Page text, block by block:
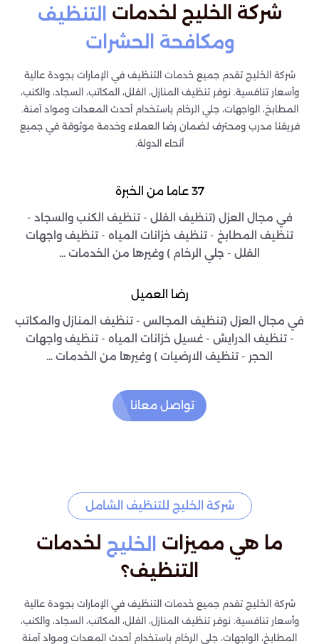
شركة الخليج لخدمات
التنظيف
ومكافحة الحشرات
شركة الخليج تقدم جميع خدمات التنظيف في الإمارات بجودة عالية
وأسعار تنافسية. نوفر تنظيف المنازل، الفلل، المكاتب، السجاد، والكنب،
المطابخ، الواجهات، جلي الرخام باستخدام أحدث المعدات ومواد آمنة.
فريقنا مدرب ومحترف لضمان رضا العملاء وخدمة موثوقة في جميع
أنحاء الدولة.
37 عاما من الخبرة
في مجال العزل (تنظيف الفلل - تنظيف الكنب والسجاد -
تنظيف المطابخ - تنظيف خزانات المياه - تنظيف واجهات
الفلل - جلي الرخام ) وغيرها من الخدمات ...
رضا العميل
في مجال العزل (تنظيف المجالس - تنظيف المنازل والمكاتب
- تنظيف الدرايش - غسيل خزانات المياه - تنظيف واجهات
الحجر - تنظيف الارضيات ) وغيرها من الخدمات ...
تواصل معانا
شركة الخليج للتنظيف الشامل
ما هي مميزات الخليج لخدمات
التنظيف؟
شركة الخليج تقدم جميع خدمات التنظيف في الإمارات بجودة عالية
وأسعار تنافسية. نوفر تنظيف المنازل، الفلل، المكاتب، السجاد، والكنب،
المطابخ، الواجهات، جلي الرخام باستخدام أحدث المعدات ومواد آمنة